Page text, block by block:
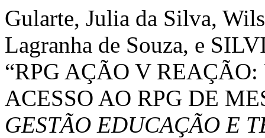
Gularte, Julia da Silva,
Lagranha de Souza, e
“RPG AÇÃO V
ACESSO AO RPG DE
GESTÃO EDUCAÇÃO E